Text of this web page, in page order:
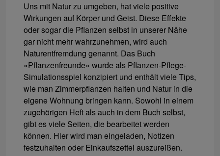
Uns mit Natur zu umgeben, hat viele positive
Wirkungen auf Körper und Geist. Diese Effekte
oder sogar die Pflanzen selbst in unserer Nähe
gar nicht mehr wahrzunehmen, wird auch
Naturentfremdung genannt. Das Buch
»Pflanzenfreunde« wurde als Pflanzen-Pflege-
Simulationsspiel konzipiert und enthält viele Tips,
wie man Zimmerpflanzen halten und Natur in die
eigene Wohnung bringen kann. Sowohl in einem
zugehörigen Heft als auch in dem Buch selbst,
gibt es viele Seiten, die bearbeitet werden
können. Hier wird man eingeladen, Notizen
festzuhalten oder Einkaufszettel auszureißen.